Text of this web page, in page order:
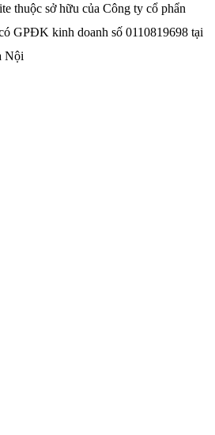
thuộc sở hữu của Công ty cổ phẩn
GPĐK kinh doanh số 0110819698 tại
Nội